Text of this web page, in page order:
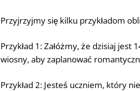
Przyjrzyjmy się kilku przykładom
Przykład 1: Załóżmy, że dzisiaj jest
wiosny, aby zaplanować
Przykład 2: Jesteś uczniem, który